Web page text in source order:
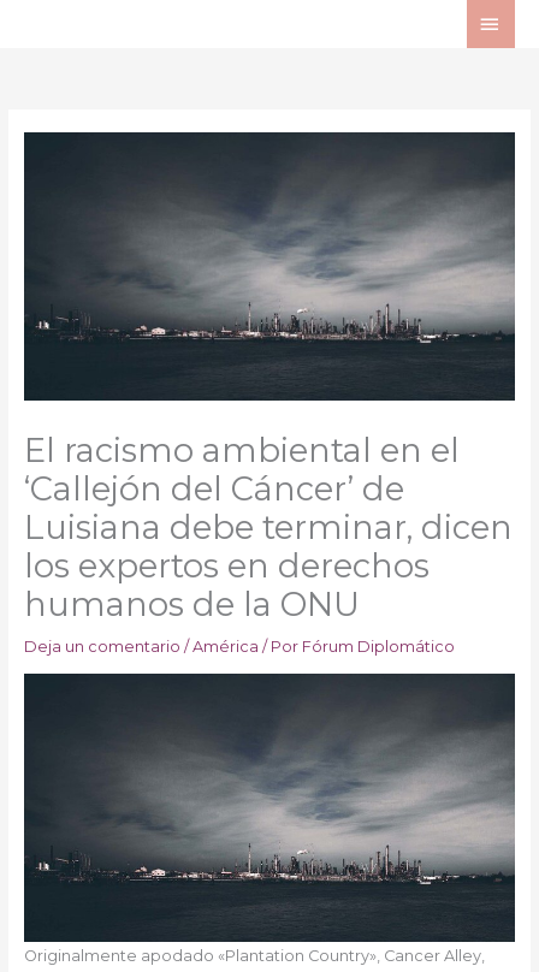
El racismo ambiental en el
‘Callejón del Cáncer’ de
Luisiana debe terminar, dicen
los expertos en derechos
humanos de la ONU
Deja un comentario / América / Por Fórum Diplomático
Originalmente apodado «Plantation Country», Cancer Alley,